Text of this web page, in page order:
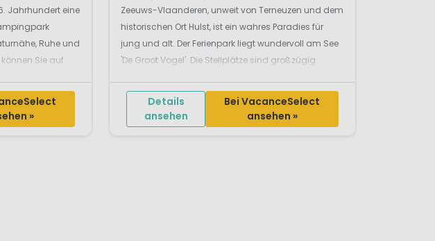
Jahrhundert eine
Ruhe und
Sie auf
»
Zeeuws-Vlaanderen, unweit von Terneuzen und dem
historischen Ort Hulst, ist ein wahres Paradies für
jung und alt. Der Ferienpark liegt wundervoll am See
'De Groot Vogel'. Die Stellplätze sind großzügig
verleihen ihm ein ...
Details
ansehen
Bei VacanceSelect
ansehen »